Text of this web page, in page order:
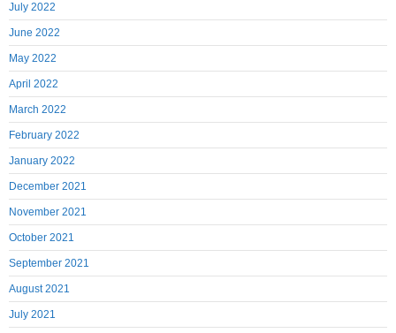
July 2022
June 2022
May 2022
April 2022
March 2022
February 2022
January 2022
December 2021
November 2021
October 2021
September 2021
August 2021
July 2021